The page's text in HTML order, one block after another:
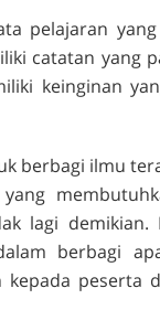
pelajaran
catatan yang
keinginan
berbagi ilmu
lagi demikian.
berbagi
kepada peserta